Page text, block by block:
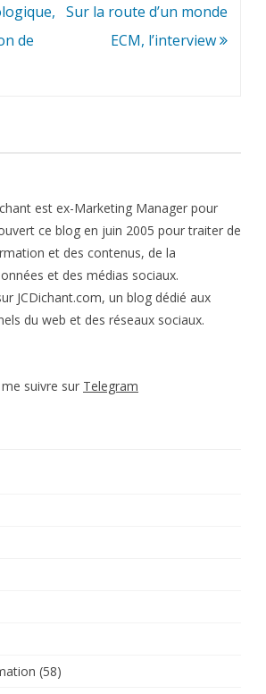
de
Sur la route d’un monde
ECM, l’interview
est ex-Marketing Manager pour
ce blog en juin 2005 pour traiter de
et des contenus, de la
et des médias sociaux.
JCDichant.com, un blog dédié aux
du web et des réseaux sociaux.
suivre sur Telegram
(58)